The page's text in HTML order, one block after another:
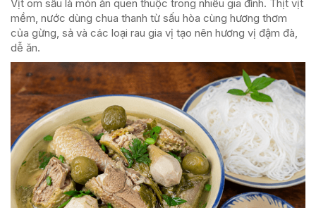
Vịt om sấu là món ăn quen thuộc trong nhiều gia đình. Thịt vịt
mềm, nước dùng chua thanh từ sấu hòa cùng hương thơm
của gừng, sả và các loại rau gia vị tạo nên hương vị đậm đà,
dễ ăn.